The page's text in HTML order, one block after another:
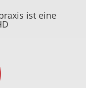
ist eine